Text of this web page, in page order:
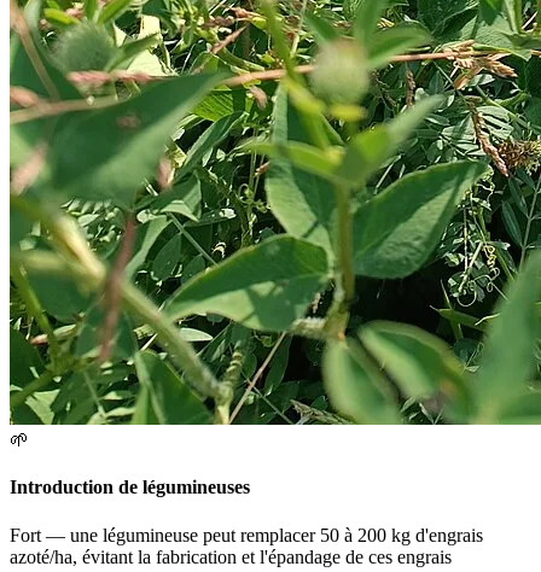
🌱
Introduction de légumineuses
Fort — une légumineuse peut remplacer 50 à 200 kg d'engrais
azoté/ha, évitant la fabrication et l'épandage de ces engrais